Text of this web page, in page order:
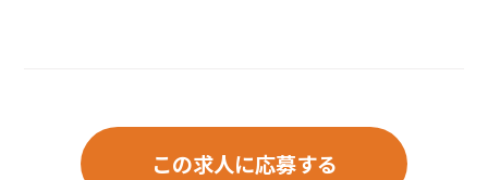
この求人に応募する